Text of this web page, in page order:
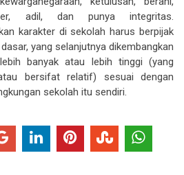
adil, dan punya integritas.
karakter di sekolah harus berpijak
yang selanjutnya dikembangkan
banyak atau lebih tinggi (yang
bersifat relatif) sesuai dengan
sekolah itu sendiri.